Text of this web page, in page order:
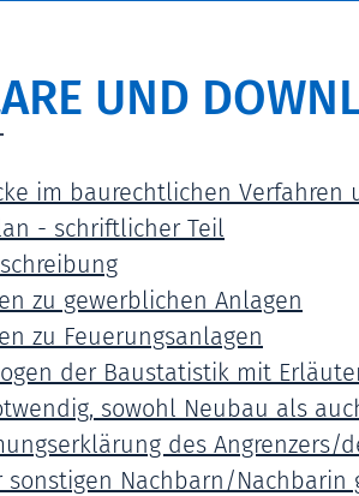
UND
im baurechtlichen Verfahren
- schriftlicher Teil
zu gewerblichen Anlagen
zu Feuerungsanlagen
der Baustatistik mit
sowohl Neubau als
des Angrenzers/
sonstigen Nachbarn/Nachbarin